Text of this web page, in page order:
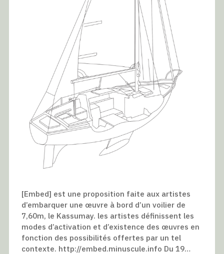
[Embed] est une proposition faite aux artistes
d’embarquer une œuvre à bord d’un voilier de
7,60m, le Kassumay. les artistes définissent les
modes d’activation et d’existence des œuvres en
fonction des possibilités offertes par un tel
contexte. http://embed.minuscule.info Du 19…